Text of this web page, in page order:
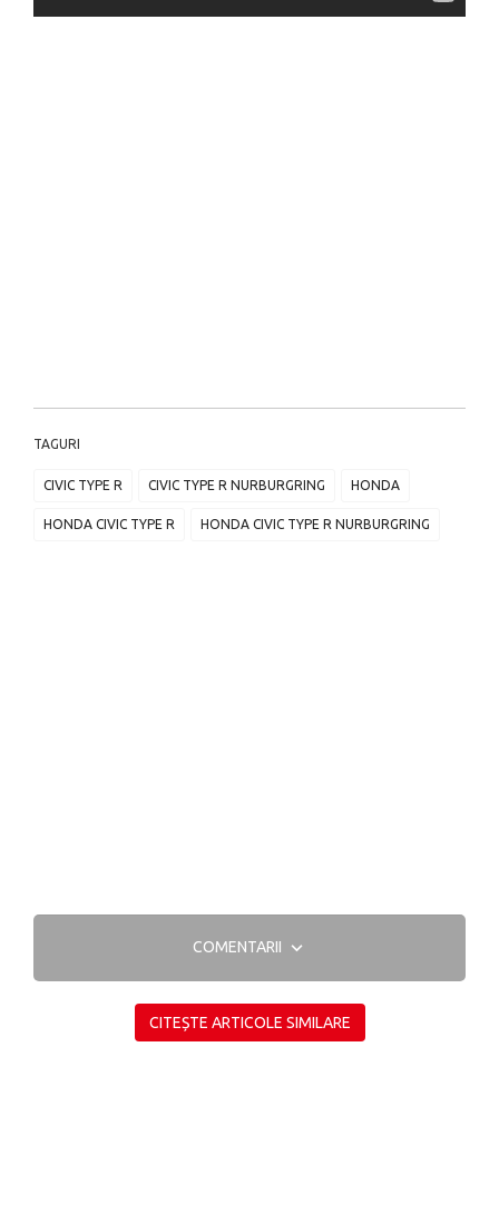
TAGURI
CIVIC TYPE R CIVIC TYPE R NURBURGRING HONDA
HONDA CIVIC TYPE R HONDA CIVIC TYPE R NURBURGRING
COMENTARII
CITEȘTE ARTICOLE SIMILARE